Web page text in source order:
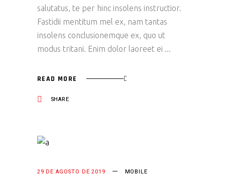
salutatus, te per hinc insolens instructior.
Fastidii mentitum mel ex, nam tantas
insolens conclusionemque ex, quo ut
modus tritani. Enim dolor laoreet ei
READ MORE
SHARE
29 DE AGOSTO DE 2019 MOBILE